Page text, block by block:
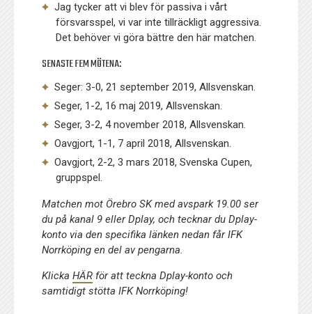
Jag tycker att vi blev för passiva i vårt
försvarsspel, vi var inte tillräckligt aggressiva.
Det behöver vi göra bättre den här matchen.
SENASTE FEM MÖTENA:
Seger: 3-0, 21 september 2019, Allsvenskan.
Seger, 1-2, 16 maj 2019, Allsvenskan.
Seger, 3-2, 4 november 2018, Allsvenskan.
Oavgjort, 1-1, 7 april 2018, Allsvenskan.
Oavgjort, 2-2, 3 mars 2018, Svenska Cupen,
gruppspel.
Matchen mot Örebro SK med avspark 19.00 ser
du på kanal 9 eller Dplay, och tecknar du Dplay-
konto via den specifika länken nedan får IFK
Norrköping en del av pengarna.
KlickaHÄR för att teckna Dplay-konto och
samtidigt stötta IFK Norrköping!